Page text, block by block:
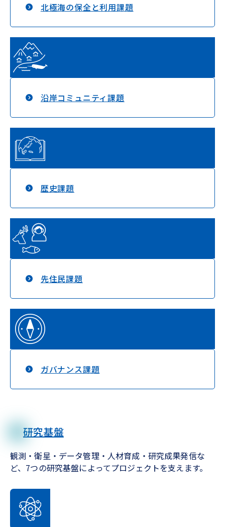
北極海の保全と利用課題
沿岸コミュニティ課題
歴史課題
先住民課題
ガバナンス課題
研究基盤
観測・衛星・データ管理・人材育成・研究成果発信な
ど、7つの研究基盤によってプロジェクトを支えます。